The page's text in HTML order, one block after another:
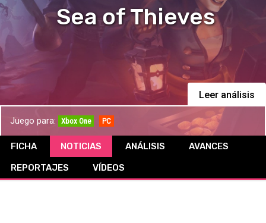
NOTICIAS
OPINIÓN
REPORTAJES
ANÁLISIS
AVANCES VÍDEOS
TRUCOS OCIO
CINE
TV
CÓMICS
Sea of Thieves
Leer análisis
Juego para: Xbox One PC
FICHA NOTICIAS ANÁLISIS
AVANCES
REPORTAJES
VÍDEOS